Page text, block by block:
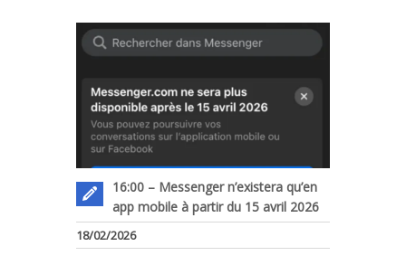
16:00 – Messenger n’existera qu’en
app mobile à partir du 15 avril 2026
18/02/2026